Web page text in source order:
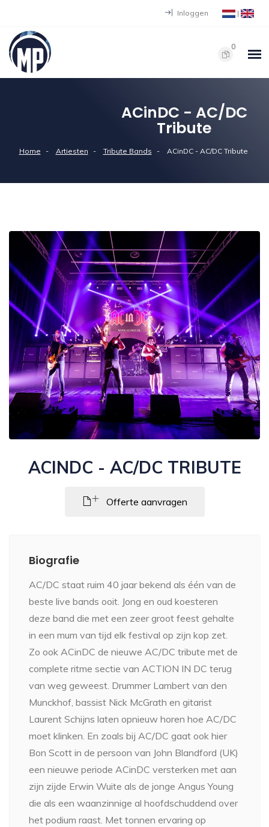
Inloggen |
0
ACinDC - AC/DC
Tribute
Home Artiesten Tribute Bands ACinDC - AC/DC Tribute
ACINDC - AC/DC TRIBUTE
Offerte aanvragen
Biografie
AC/DC staat ruim 40 jaar bekend als één van de
beste live bands ooit. Jong en oud koesteren
deze band die met een zeer groot feest gehalte
in een mum van tijd elk festival op zijn kop zet.
Zo ook ACinDC de nieuwe AC/DC tribute met de
complete ritme sectie van ACTION IN DC terug
van weg geweest. Drummer Lambert van den
Munckhof, bassist Nick McGrath en gitarist
Laurent Schijns laten opnieuw horen hoe AC/DC
moet klinken. En zoals bij AC/DC gaat ook hier
Bon Scott in de persoon van John Blandford (UK)
een nieuwe periode ACinDC versterken met aan
zijn zijde Erwin Wuite als de jonge Angus Young
die als een waanzinnige al hoofdschuddend over
het podium raast. Met tonnen ervaring op